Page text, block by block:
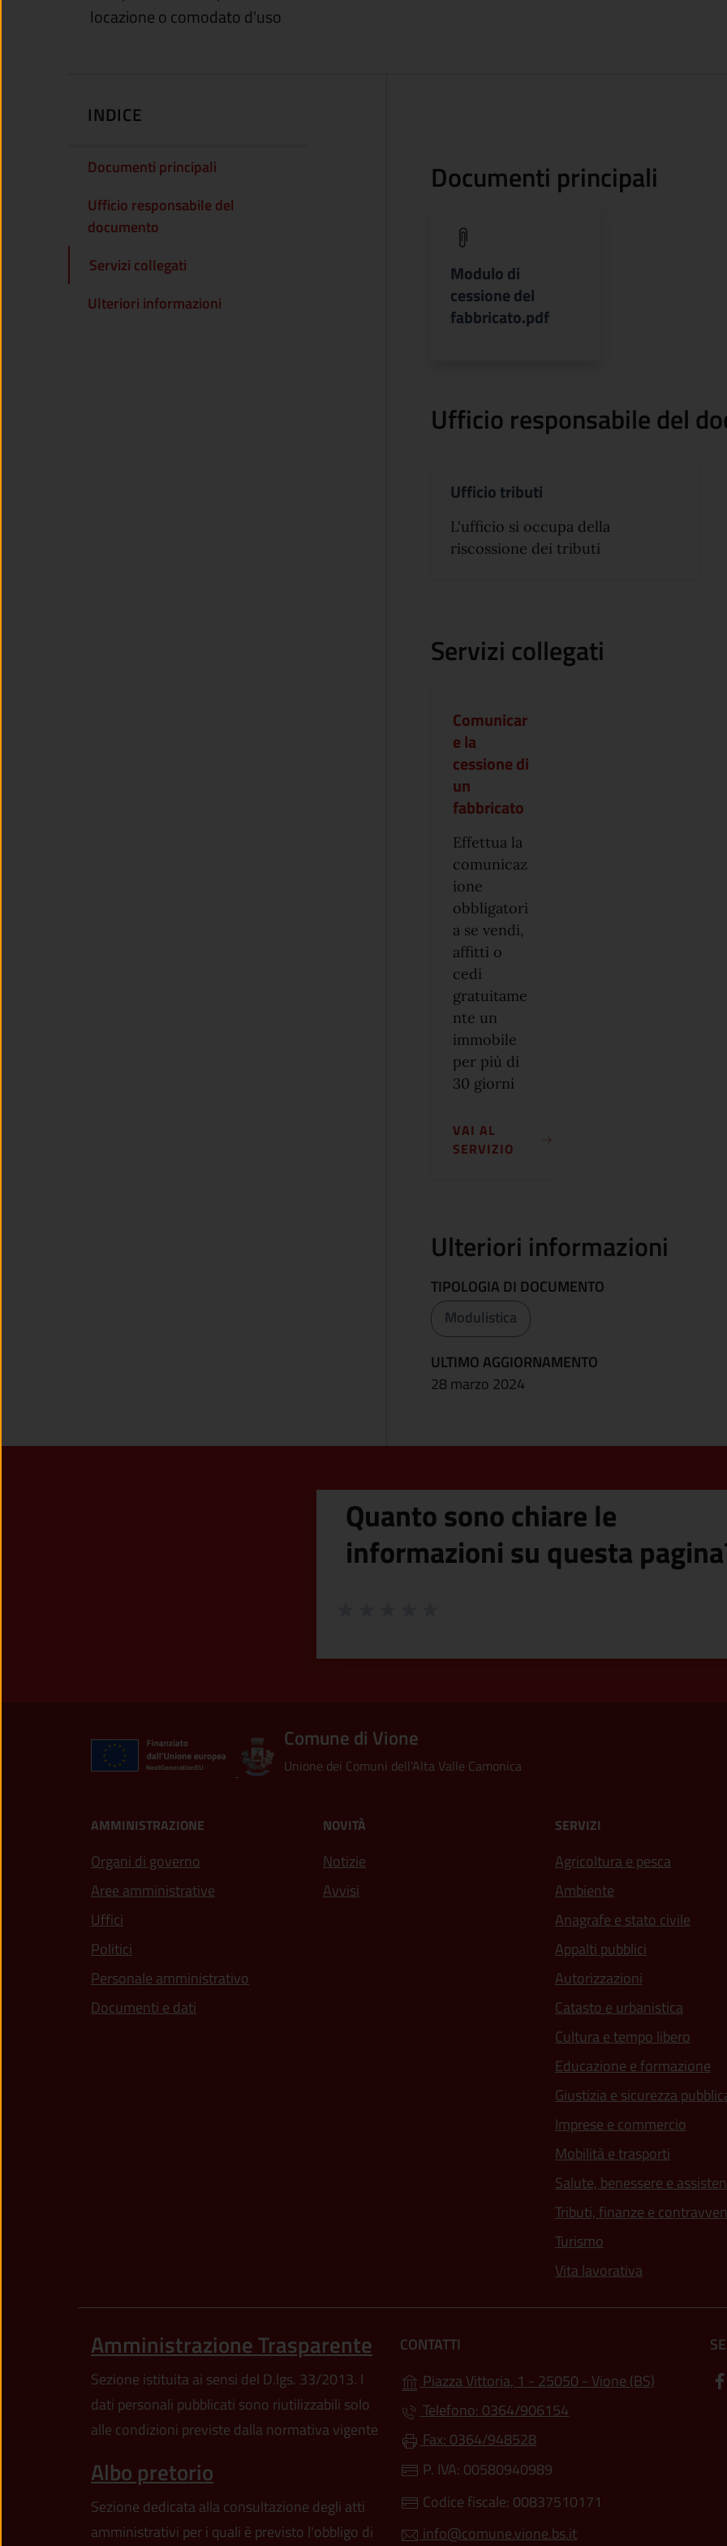
locazione o comodato d'uso
INDICE
Documenti principali
Ufficio responsabile del
documento
Servizi collegati
Ulteriori informazioni
Documenti principali
Modulo di
cessione del
fabbricato.pdf
(apre in un'altra scheda).
Ufficio responsabile del
Ufficio tributi
L'ufficio si occupa della
riscossione dei tributi
Servizi collegati
Comunicar
e la
cessione di
un
fabbricato
Effettua la
comunicaz
ione
obbligatori
a se vendi,
affitti o
cedi
gratuitame
nte un
immobile
per più di
30 giorni
VAI AL
SERVIZIO
Ulteriori informazioni
TIPOLOGIA DI DOCUMENTO
Modulistica
ULTIMO AGGIORNAMENTO
28 marzo 2024
Quanto sono chiare le
informazioni su questa
Comune di Vione
Unione dei Comuni dell'Alta Valle Camonica
AMMINISTRAZIONE
Organi di governo
Aree amministrative
Uffici
Politici
Personale amministrativo
Documenti e dati
NOVITÀ
Notizie
Avvisi
SERVIZI
Agricoltura e pesca
Ambiente
Anagrafe e stato civile
Appalti pubblici
Autorizzazioni
Catasto e urbanistica
Cultura e tempo libero
Educazione e formazione
Giustizia e sicurezza
Imprese e commercio
Mobilità e trasporti
Salute, benessere e
Tributi, finanze e
Turismo
Vita lavorativa
Amministrazione Trasparente
Sezione istituita ai sensi del D.lgs. 33/2013. I
dati personali pubblicati sono riutilizzabili solo
alle condizioni previste dalla normativa vigente
Albo pretorio
Sezione dedicata alla consultazione degli atti
amministrativi per i quali è previsto l'obbligo di
CONTATTI
Piazza Vittoria, 1 - 25050 - Vione (BS) (apre in
Telefono: 0364/906154
Fax: 0364/948528
P. IVA: 00580940989
Codice fiscale: 00837510171
info@comune.vione.bs.it